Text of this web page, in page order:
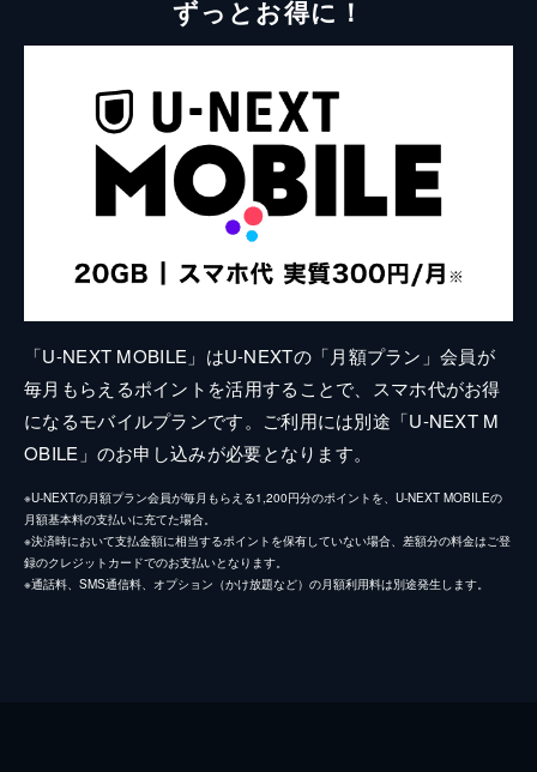
ずっとお得に！
「U-NEXT MOBILE」はU-NEXTの「月額プラン」会員が
毎月もらえるポイントを活用することで、スマホ代がお得
になるモバイルプランです。ご利用には別途「U-NEXT M
OBILE」のお申し込みが必要となります。
※U-NEXTの月額プラン会員が毎月もらえる1,200円分のポイントを、U-NEXT MOBILEの
月額基本料の支払いに充てた場合。
※決済時において支払金額に相当するポイントを保有していない場合、差額分の料金はご登
録のクレジットカードでのお支払いとなります。
※通話料、SMS通信料、オプション（かけ放題など）の月額利用料は別途発生します。